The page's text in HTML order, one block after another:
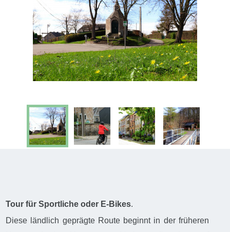
Tour für Sportliche oder E-Bikes.
Diese ländlich geprägte Route beginnt in der früheren